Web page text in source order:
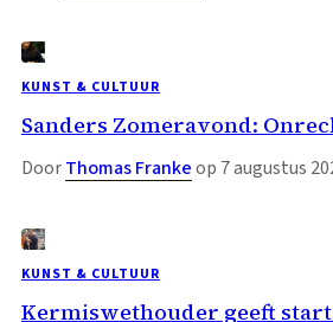
KUNST & CULTUUR
Sanders Zomeravond:
DoorThomas Frankeop 7 augustus
KUNST & CULTUUR
Kermiswethouder geeft